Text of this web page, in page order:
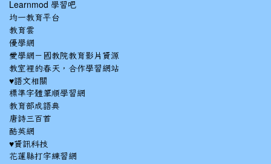
Learnmod 學習吧
均一教育平台
教育雲
優學網
愛學網－國教院教育影片資源
教室裡的春天，合作學習網站
♥語文相關
標準字體筆順學習網
教育部成語典
唐詩三百首
酷英網
♥資訊科技
花蓮縣打字練習網